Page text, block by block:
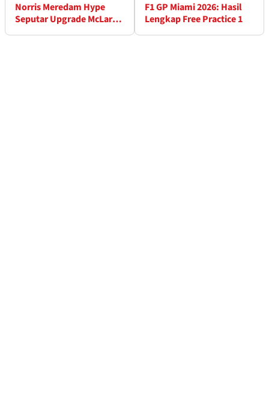
Norris Meredam Hype
Seputar Upgrade McLaren
F1 GP Miami 2026: Hasil
Lengkap Free Practice 1